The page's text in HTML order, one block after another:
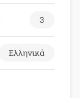
3
Ελληνικά